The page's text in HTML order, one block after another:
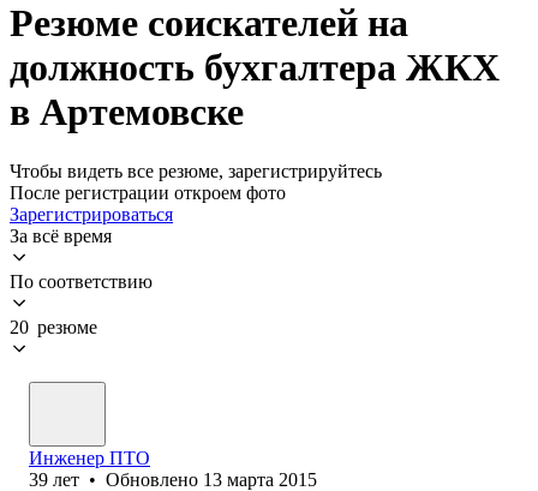
Резюме соискателей на
должность бухгалтера ЖКХ
в Артемовске
Чтобы видеть все резюме, зарегистрируйтесь
После регистрации откроем фото
Зарегистрироваться
За всё время
По соответствию
20 резюме
Инженер ПТО
39 лет • Обновлено 13 марта 2015